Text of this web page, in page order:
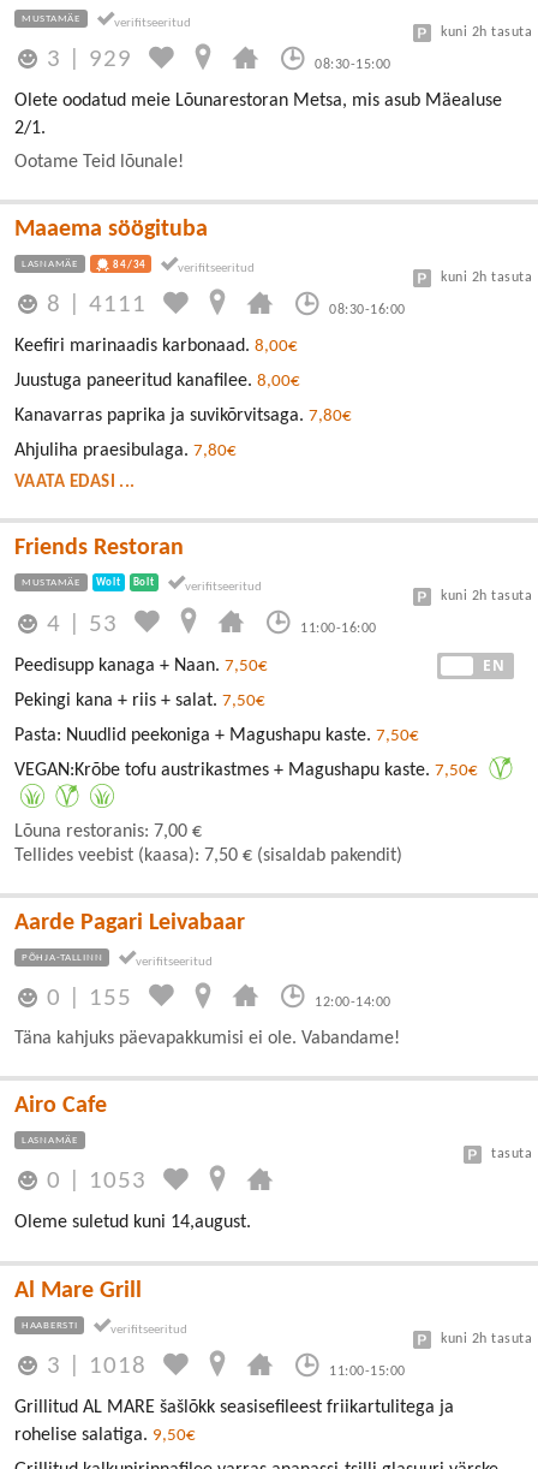
MUSTAMÄE
3 929 08:30-15:00
kuni 2h tasuta
Olete oodatud meie Lõunarestoran Metsa, mis asub Mäealuse
2/1.
Ootame Teid lõunale!
Maaema söögituba
LASNAMÄE 84/34
8 |4111 08:30-16:00
kuni 2h tasuta
Keefiri marinaadis karbonaad. 8,00€
Juustuga paneeritud kanafilee. 8,00€
Kanavarras paprika ja suvikõrvitsaga. 7,80€
Ahjuliha praesibulaga. 7,80€
VAATA EDASI ...
Friends Restoran
MUSTAMÄE Wolt Bolt
4 53 11:00-16:00
kuni 2h tasuta
EN
Peedisupp kanaga + Naan. 7,50€
Pekingi kana + riis + salat. 7,50€
Pasta: Nuudlid peekoniga + Magushapu kaste. 7,50€
VEGAN:Krõbe tofu austrikastmes + Magushapu kaste. 7,50€
Lõuna restoranis: 7,00 €
Tellides veebist (kaasa): 7,50 € (sisaldab pakendit)
Aarde Pagari Leivabaar
PÕHJA-TALLINN
0 155 12:00-14:00
Täna kahjuks päevapakkumisi ei ole. Vabandame!
Airo Cafe
LASNAMÄE
0 1053
tasuta
Oleme suletud kuni 14,august.
Al Mare Grill
HAABERSTI
3 1018 11:00-15:00
kuni 2h tasuta
Grillitud AL MARE šašlõkk seasisefileest friikartulitega ja
rohelise salatiga. 9,50€